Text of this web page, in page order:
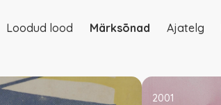
Loodud lood Märksõnad Ajatelg
2001